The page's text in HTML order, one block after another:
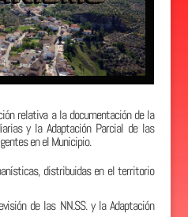
relativa a la documentación de la
y la Adaptación Parcial de las
en el Municipio.
distribuidas en el territorio
de las NN.SS. y la Adaptación